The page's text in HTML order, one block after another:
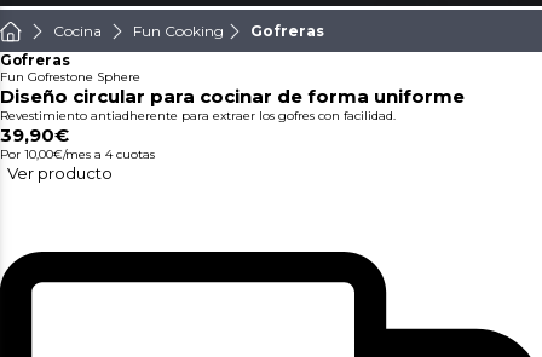
Cocina Fun Cooking Gofreras
Gofreras
Fun Gofrestone Sphere
Diseño circular para cocinar de forma uniforme
Revestimiento antiadherente para extraer los gofres con facilidad.
39,90€
Por 10,00€/mes a 4 cuotas
Ver producto